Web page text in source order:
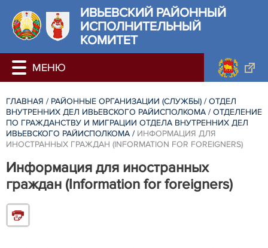
ИВЬЕВСКИЙ РАЙОННЫЙ
ИСПОЛНИТЕЛЬНЫЙ
КОМИТЕТ
ГЛАВНАЯ / РАЙОННЫЕ ОРГАНИЗАЦИИ (СЛУЖБЫ) / ОТДЕЛ
ВНУТРЕННИХ ДЕЛ ИВЬЕВСКОГО РАЙИСПОЛКОМА / ОТДЕЛЕНИЕ
ПО ГРАЖДАНСТВУ И МИГРАЦИИ ОТДЕЛА ВНУТРЕННИХ ДЕЛ
ИВЬЕВСКОГО РАЙИСПОЛКОМА / ИНФОРМАЦИЯ ДЛЯ
ИНОСТРАННЫХ ГРАЖДАН (INFORMATION FOR FOREIGNERS)
Информация для иностранных
граждан (Information for foreigners)